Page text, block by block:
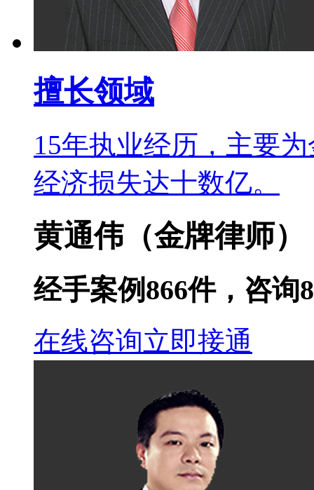
擅长领域
15年执业经历，主要
经济损失达十数亿。
黄通伟 （金牌律师）
经手案例866件，咨询
在线咨询立即接通